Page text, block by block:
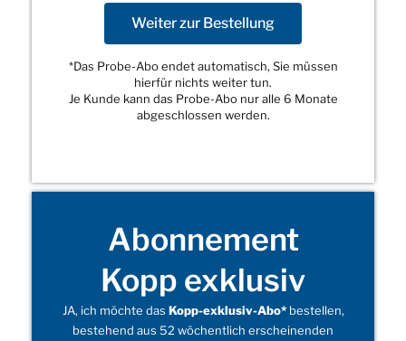
Weiter zur Bestellung
*Das Probe-Abo endet automatisch, Sie müssen
hierfür nichts weiter tun.
Je Kunde kann das Probe-Abo nur alle 6 Monate
abgeschlossen werden.
Abonnement
Kopp exklusiv
JA, ich möchte das Kopp-exklusiv-Abo*bestellen,
bestehend aus 52 wöchentlich erscheinenden